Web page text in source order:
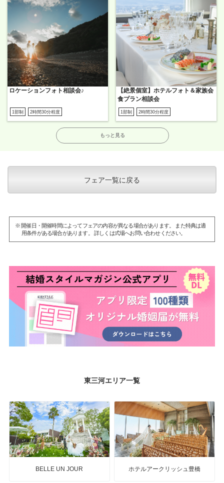
ロケーションフォト相談会♪
1部制 2時間30分程度
【絶景個室】ホテルフォト＆家族会
食プラン相談会
1部制 2時間30分程度
もっと見る
フェア一覧に戻る
※ 開催日・開催時間によってフェアの内容が異なる場合があります。 また特典は適
用条件がある場合があります。 詳しくは式場へお問い合わせください。
東三河エリア一覧
BELLE UN JOUR ホテルアークリッシュ豊橋